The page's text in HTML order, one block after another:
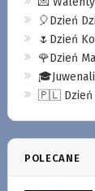
🎈Dzień
🌷Dzień
🌹Dzień
🇵🇱 Dzień
POLECANE